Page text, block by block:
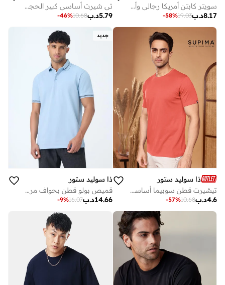
سويتر كابتن أمريكا رجالي وأولادي قطن % من سولد ستور
د.ب8.17
19.03
-58%
تي شيرت أساسي كبير الحجم للرجال والأولاد بياقة دائرية ونصف كم
د.ب5.79
10.68
-46%
ذا سوليد ستور
تيشيرت قطن سوبيما أساسي للرجال والأولاد من ذا سوليد ستور
د.ب4.6
10.68
-57%
جديد
ذا سوليد ستور
قميص بولو قطن بحواف مربعات
د.ب14.66
16.07
-9%